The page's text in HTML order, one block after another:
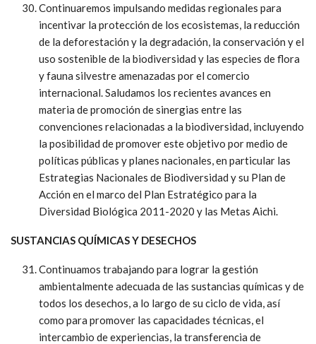
Continuaremos impulsando medidas regionales para
incentivar la protección de los ecosistemas, la reducción
de la deforestación y la degradación, la conservación y el
uso sostenible de la biodiversidad y las especies de flora
y fauna silvestre amenazadas por el comercio
internacional. Saludamos los recientes avances en
materia de promoción de sinergias entre las
convenciones relacionadas a la biodiversidad, incluyendo
la posibilidad de promover este objetivo por medio de
políticas públicas y planes nacionales, en particular las
Estrategias Nacionales de Biodiversidad y su Plan de
Acción en el marco del Plan Estratégico para la
Diversidad Biológica 2011-2020 y las Metas Aichi.
SUSTANCIAS QUÍMICAS Y DESECHOS
Continuamos trabajando para lograr la gestión
ambientalmente adecuada de las sustancias químicas y de
todos los desechos, a lo largo de su ciclo de vida, así
como para promover las capacidades técnicas, el
intercambio de experiencias, la transferencia de